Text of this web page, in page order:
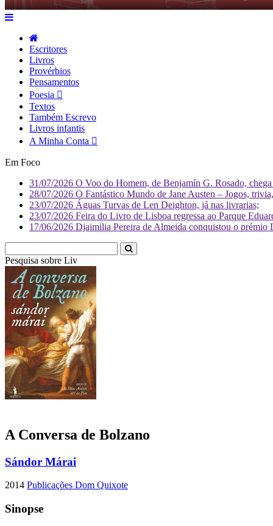
Escritores
Livros
Provérbios
Pensamentos
Poesia
Textos
Também Escrevo
Livros infantis
A Minha Conta
Em Foco
31/07/2026 O Voo do Homem, de Benjamín G. Rosado,
28/07/2026 O Fantástico Mundo de Jane Austen – Jogos,
23/07/2026 Águas Turvas de Len Deighton, já nas livrarias;
23/07/2026 Feira do Livro de Lisboa regressa ao Parque
17/06/2026 Djaimilia Pereira de Almeida conquistou o
Pesquisa sobre Literatura
A Conversa de Bolzano
Sándor Márai
2014 Publicações Dom Quixote
Sinopse